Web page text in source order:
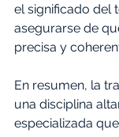
el significado del
asegurarse de
precisa y
En resumen, la
una disciplina
especializada